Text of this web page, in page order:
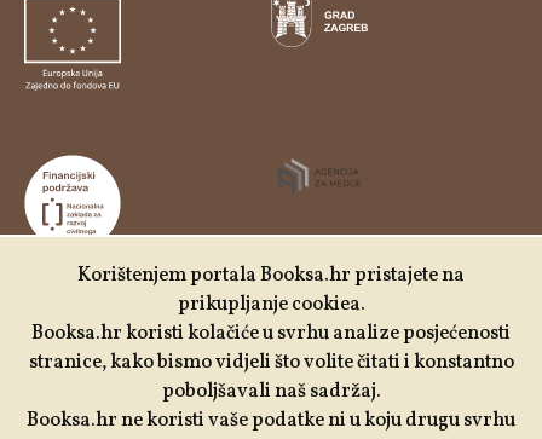
Udruga Kulturtreger je korisnik institucionalne podrške
Nacionalne zaklade za razvoj civilnoga društva za
stabilizaciju i/ili razvoj udruge u području demokratizacije i
društvenog razvoja.
Korištenjem portala Booksa.hr pristajete na
prikupljanje cookiea.
Booksa.hr koristi kolačiće u svrhu analize posjećenosti
stranice, kako bismo vidjeli što volite čitati i konstantno
poboljšavali naš sadržaj.
Booksa.hr ne koristi vaše podatke ni u koju drugu svrhu